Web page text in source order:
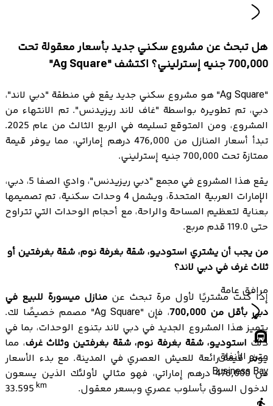
هل تبحث عن مشروع سكني جديد بأسعار معقولة تحت
700,000 جنيه إسترليني؟ اكتشف "Ag Square"
"Ag Square" هو مشروع سكني جديد يقع في منطقة "دبي لاند"،
دبي، تم تطويره بواسطة "غاف لاند ريزيدنس". تم الانتهاء من
المشروع، ومن المتوقع تسليمه في الربع الثالث من عام 2025.
تبدأ أسعار المنازل من 476,000 درهم إماراتي، مما يوفر قيمة
ممتازة تحت 700,000 جنيه إسترليني.
يقع هذا المشروع في مجمع "دبي ريزيدنس"، وادي الصفا 5، دبي،
الإمارات العربية المتحدة، ويشمل 4 وحدات سكنية، تم تصميمها
بعناية لتعظيم المساحة والراحة، مع أحجام الوحدات التي تتراوح
حتى 119.0 قدم مربع.
من يجب أن يشتري استوديو، شقة بغرفة نوم، شقة بغرفتين أو
ثلاث غرف في دبي لاند؟
إذا كنت مشتريًا لأول مرة تبحث عن منازل ميسورة للبيع في
دبي بأقل من 700,000
، فإن "Ag Square" مصمم خصيصًا لك.
يتميز هذا المشروع الجديد في دبي لاند بتنوع الوحدات، بما في
ذلك استوديو، شقة بغرفة نوم، شقة بغرفتين وثلاث غرف، مما
يوفر قيمة رائعة للعيش العصري في المدينة. مع بدء الأسعار
من 476,000 درهم إماراتي، فهو مثالي لأولئك الذين يسعون
لدخول السوق بأسلوب عصري وبسعر معقول.
مرافق عامة
مترو الأنفاق
Business Bay
33.595 km